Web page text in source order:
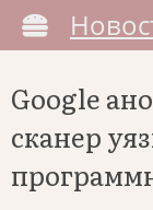
Google
сканер